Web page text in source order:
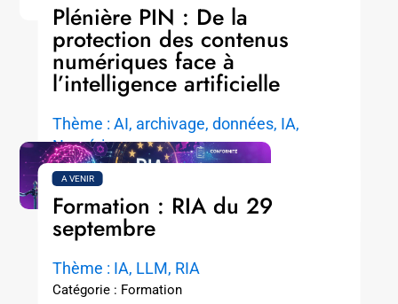
Plénière PIN : De la
protection des contenus
numériques face à
l’intelligence artificielle
Thème : AI, archivage, données, IA,
Numérique
Catégorie : Plénière
LIRE LA SUITE
A VENIR
Formation : RIA du 29
septembre
Thème : IA, LLM, RIA
Catégorie : Formation